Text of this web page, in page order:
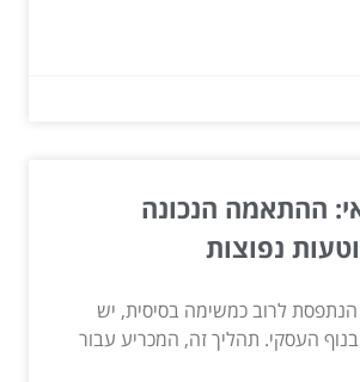
ההתאמה הנכונה
נפוצות
לרוב כמשימה בסיסית, יש
העסקי. תהליך זה, המכריע עבור